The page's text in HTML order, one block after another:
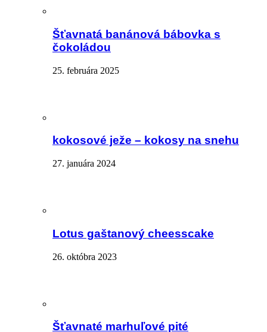
Šťavnatá banánová bábovka s
čokoládou
25. februára 2025
kokosové ježe – kokosy na snehu
27. januára 2024
Lotus gaštanový cheesscake
26. októbra 2023
Šťavnaté marhuľové pité